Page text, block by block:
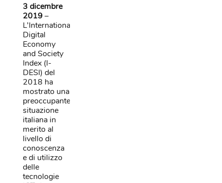
3 dicembre
2019–
L’International
Digital
Economy
and Society
Index (I-
DESI) del
2018 ha
mostrato una
preoccupante
situazione
italiana in
merito al
livello di
conoscenza
e di utilizzo
delle
tecnologie